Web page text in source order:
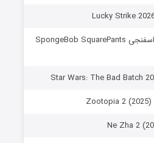
دانلود فصل پانزدهم باب اسفنجی SpongeBob SquarePants